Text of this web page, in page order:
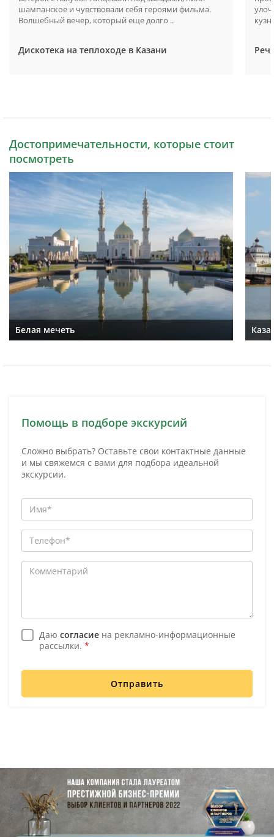
шампанское и чувствовали себя героями фильма.
Волшебный вечер, который еще долго ..
Дискотека на теплоходе в Казани
Достопримечательности, которые стоит
посмотреть
Белая мечеть
Помощь в подборе экскурсий
Сложно выбрать? Оставьте свои контактные данные
и мы свяжемся с вами для подбора идеальной
экскурсии.
Даю согласие на рекламно-информационные
рассылки. *
Отправить